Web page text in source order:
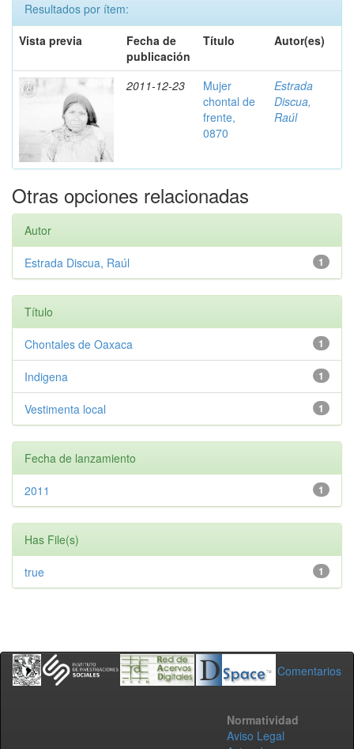
Resultados por ítem:
Vista previa
Fecha de
publicación
Título Autor(es)
2011-12-23
Mujer
chontal de
frente,
0870
Estrada
Discua,
Raúl
Otras opciones relacionadas
Autor
1
Estrada Discua, Raúl
Título
1
Chontales de Oaxaca
1
Indigena
1
Vestimenta local
Fecha de lanzamiento
1
2011
Has File(s)
1
true
Comentarios
Normatividad
Aviso Legal